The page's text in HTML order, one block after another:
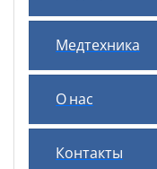
Медтехника
О нас
Контакты